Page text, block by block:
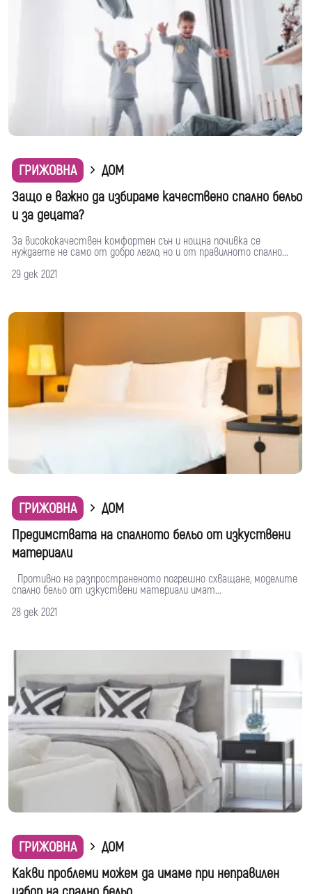
ГРИЖОВНА
ДОМ
Защо е важно да избираме качествено спално бельо
и за децата?
За висококачествен комфортен сън и нощна почивка се
нуждаете не само от добро легло, но и от правилното спално...
29 дек 2021
ГРИЖОВНА
ДОМ
Предимствата на спалното бельо от изкуствени
материали
Противно на разпространеното погрешно схващане, моделите
спално бельо от изкуствени материали имат...
28 дек 2021
ГРИЖОВНА
ДОМ
Какви проблеми можем да имаме при неправилен